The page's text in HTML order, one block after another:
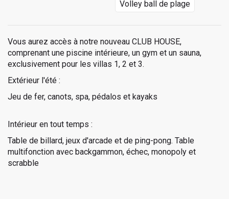
Volley ball de plage
Vous aurez accès à notre nouveau CLUB HOUSE,
comprenant une piscine intérieure, un gym et un sauna,
exclusivement pour les villas 1, 2 et 3.
Extérieur l'été :
Jeu de fer, canots, spa, pédalos et kayaks
Intérieur en tout temps :
Table de billard, jeux d'arcade et de ping-pong. Table
multifonction avec backgammon, échec, monopoly et
scrabble